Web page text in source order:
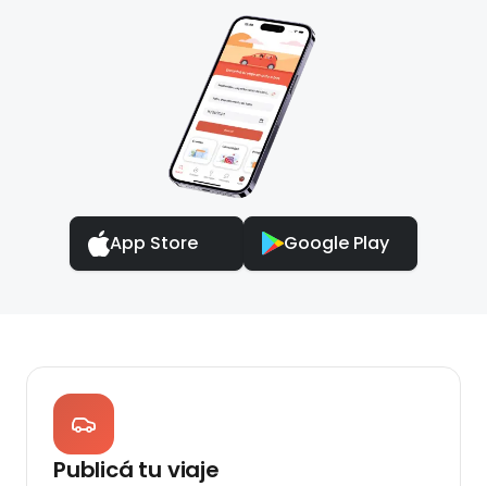
App Store Google Play
Publicá tu viaje